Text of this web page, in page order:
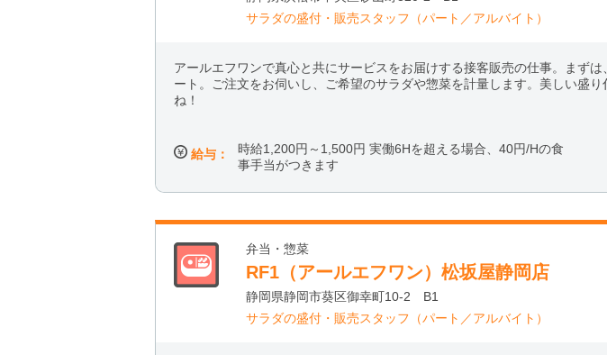
サラダの盛付・販売スタッフ（パート／アルバイト）
アールエフワンで真心と共にサービスをお届けする接客販売の仕事。まず
ート。ご注文をお伺いし、ご希望のサラダや惣菜を計量します。美しい盛
ね！
給与：
時給1,200円～1,500円 実働6Hを超える場合、40円/Hの食
事手当がつきます
弁当・惣菜
RF1（アールエフワン）松坂屋静岡店
静岡県静岡市葵区御幸町10-2 B1
サラダの盛付・販売スタッフ（パート／アルバイト）